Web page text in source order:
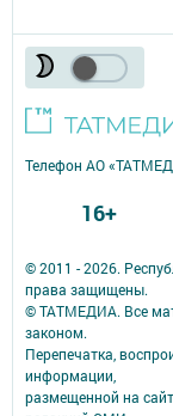
© 2011 - 2026.
права защищены.
© ТАТМЕДИА. Все
законом.
Перепечатка,
информации,
размещенной на
Телефон АО
16+